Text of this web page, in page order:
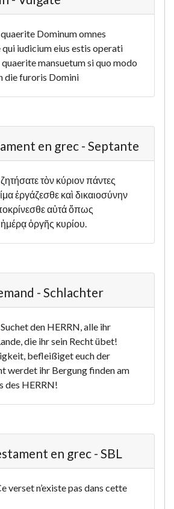
quaerite Dominum omnes
iudicium eius estis operati
mansuetum si quo modo
die furoris Domini
en grec - Septante
ζητήσατε τὸν κύριον πάντες
ἐργάζεσθε καὶ δικαιοσύνην
αὐτά ὅπως
ὀργῆς κυρίου.
- Schlachter
Suchet den HERRN, alle ihr
die ihr sein Recht übet!
befleißiget euch der
werdet ihr Bergung finden am
des HERRN!
en grec - SBL
verset n’existe pas dans cette